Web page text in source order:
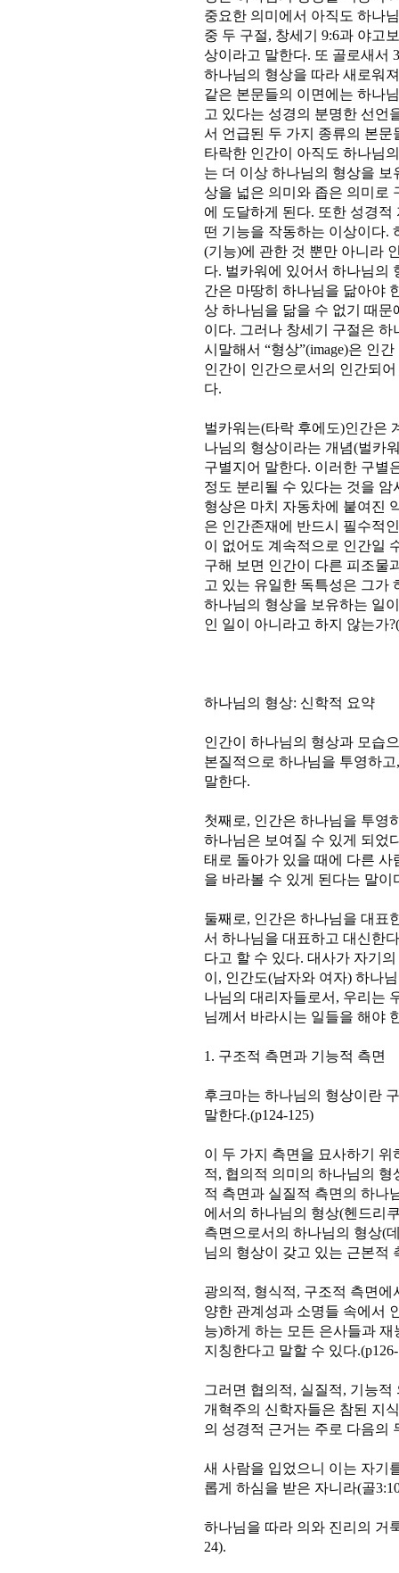
중요한 의미에서 아직도 하나
중 두 구절, 창세기 9:6과 야고
상이라고 말한다. 또 골로새서
하나님의 형상을 따라 새로워
같은 본문들의 이면에는 하나
고 있다는 성경의 분명한 선언
서 언급된 두 가지 종류의 본
타락한 인간이 아직도 하나님
는 더 이상 하나님의 형상을
상을 넓은 의미와 좁은 의미로
에 도달하게 된다. 또한 성경
떤 기능을 작동하는 이상이다.
(기능)에 관한 것 뿐만 아니라
다. 벌카워에 있어서 하나님의
간은 마땅히 하나님을 닮아야
상 하나님을 닮을 수 없기 때
이다. 그러나 창세기 구절은
시말해서 “형상”(image)은 인
인간이 인간으로서의 인간되
다.
벌카워는(타락 후에도)인간은
나님의 형상이라는 개념(벌카
구별지어 말한다. 이러한 구별
정도 분리될 수 있다는 것을
형상은 마치 자동차에 붙여진
은 인간존재에 반드시 필수적
이 없어도 계속적으로 인간일
구해 보면 인간이 다른 피조물
고 있는 유일한 독특성은 그가
하나님의 형상을 보유하는 일
인 일이 아니라고 하지 않는가
하나님의 형상: 신학적 요약
인간이 하나님의 형상과 모습
본질적으로 하나님을 투영하
말한다.
첫째로, 인간은 하나님을 투영
하나님은 보여질 수 있게 되었
태로 돌아가 있을 때에 다른
을 바라볼 수 있게 된다는 말이
둘째로, 인간은 하나님을 대표
서 하나님을 대표하고 대신한
다고 할 수 있다. 대사가 자기
이, 인간도(남자와 여자) 하나
나님의 대리자들로서, 우리는
님께서 바라시는 일들을 해야
1. 구조적 측면과 기능적 측면
후크마는 하나님의 형상이란
말한다.(p124-125)
이 두 가지 측면을 묘사하기
적, 협의적 의미의 하나님의
적 측면과 실질적 측면의 하나
에서의 하나님의 형상(헨드리
측면으로서의 하나님의 형상(
님의 형상이 갖고 있는 근본적
광의적, 형식적, 구조적 측면
양한 관계성과 소명들 속에서
능)하게 하는 모든 은사들과
지칭한다고 말할 수 있다
그러면 협의적, 실질적, 기능
개혁주의 신학자들은 참된 지
의 성경적 근거는 주로 다음의
새 사람을 입었으니 이는 자기
롭게 하심을 받은 자니라(골
하나님을 따라 의와 진리의 거
24).